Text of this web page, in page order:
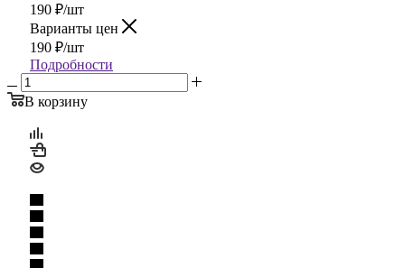
190 ₽/шт
Варианты цен
190 ₽/шт
Подробности
В корзину